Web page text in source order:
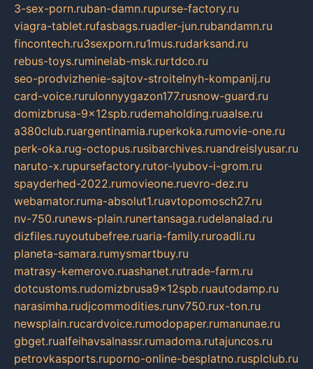
3-sex-porn.ruban-damn.rupurse-factory.ru
viagra-tablet.rufasbags.ruadler-jun.rubandamn.ru
fincontech.ru3sexporn.ru1mus.rudarksand.ru
rebus-toys.ruminelab-msk.rurtdco.ru
seo-prodvizhenie-sajtov-stroitelnyh-kompanij.ru
card-voice.rurulonnyygazon177.rusnow-guard.ru
domizbrusa-9x12spb.rudemaholding.ruaalse.ru
a380club.ruargentinamia.ruperkoka.rumovie-one.ru
perk-oka.rug-octopus.rusibarchives.ruandreislyusar.ru
naruto-x.rupursefactory.rutor-lyubov-i-grom.ru
spayderhed-2022.rumovieone.ruevro-dez.ru
webamator.ruma-absolut1.ruavtopomosch27.ru
nv-750.runews-plain.runertansaga.rudelanalad.ru
dizfiles.ruyoutubefree.ruaria-family.ruroadli.ru
planeta-samara.rumysmartbuy.ru
matrasy-kemerovo.ruashanet.rutrade-farm.ru
dotcustoms.rudomizbrusa9x12spb.ruautodamp.ru
narasimha.rudjcommodities.runv750.rux-ton.ru
newsplain.rucardvoice.rumodopaper.rumanunae.ru
gbget.rualfeihavsalnassr.rumadoma.rutajuncos.ru
petrovkasports.ruporno-online-besplatno.rusplclub.ru